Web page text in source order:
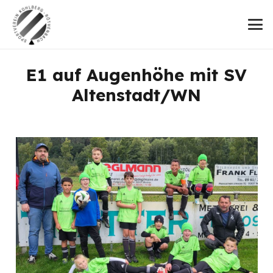
E1 auf Augenhöhe mit SV
Altenstadt/WN